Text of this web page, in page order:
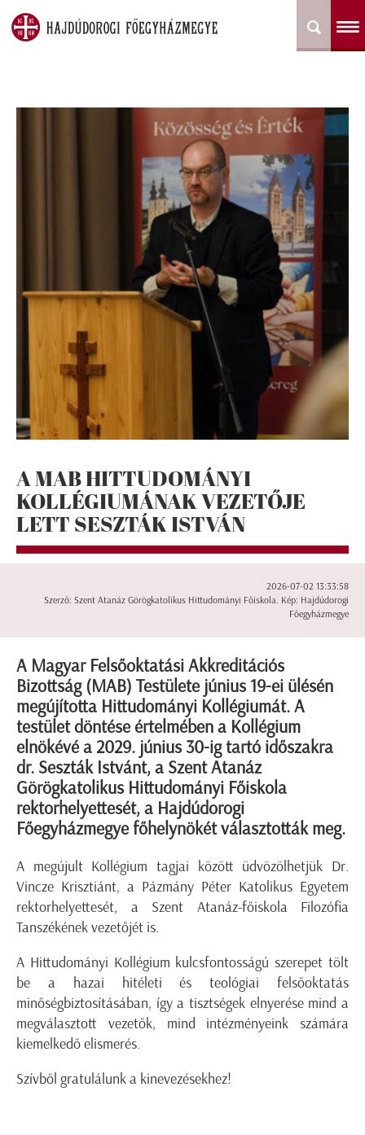
A MAB HITTUDOMÁNYI
KOLLÉGIUMÁNAK VEZETŐJE
LETT SESZTÁK ISTVÁN
2026-07-02 13:33:58
Szerző: Szent Atanáz Görögkatolikus Hittudományi Főiskola. Kép: Hajdúdorogi
Főegyházmegye
A Magyar Felsőoktatási Akkreditációs
Bizottság (MAB) Testülete június 19-ei ülésén
megújította Hittudományi Kollégiumát. A
testület döntése értelmében a Kollégium
elnökévé a 2029. június 30-ig tartó időszakra
dr. Seszták Istvánt, a Szent Atanáz
Görögkatolikus Hittudományi Főiskola
rektorhelyettesét, a Hajdúdorogi
Főegyházmegye főhelynökét választották meg.
A megújult Kollégium tagjai között üdvözölhetjük Dr.
Vincze Krisztiánt, a Pázmány Péter Katolikus Egyetem
rektorhelyettesét, a Szent Atanáz-főiskola Filozófia
Tanszékének vezetőjét is.
A Hittudományi Kollégium kulcsfontosságú szerepet tölt
be a hazai hitéleti és teológiai felsőoktatás
minőségbiztosításában, így a tisztségek elnyerése mind a
megválasztott vezetők, mind intézményeink számára
kiemelkedő elismerés.
Szívből gratulálunk a kinevezésekhez!